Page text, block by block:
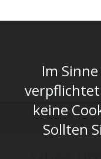
Im
verpflichtet
keine
Sollten